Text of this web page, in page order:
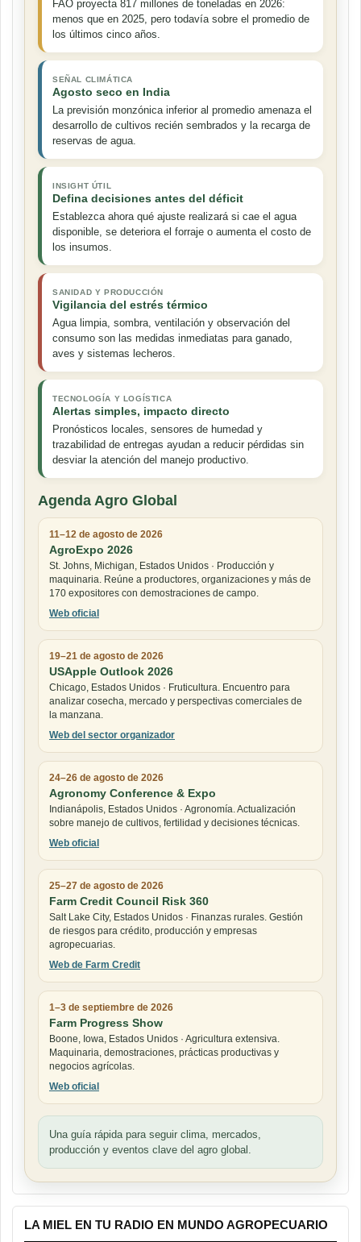
FAO proyecta 817 millones de toneladas en 2026:
menos que en 2025, pero todavía sobre el promedio de
los últimos cinco años.
SEÑAL CLIMÁTICA
Agosto seco en India
La previsión monzónica inferior al promedio amenaza el
desarrollo de cultivos recién sembrados y la recarga de
reservas de agua.
INSIGHT ÚTIL
Defina decisiones antes del déficit
Establezca ahora qué ajuste realizará si cae el agua
disponible, se deteriora el forraje o aumenta el costo de
los insumos.
SANIDAD Y PRODUCCIÓN
Vigilancia del estrés térmico
Agua limpia, sombra, ventilación y observación del
consumo son las medidas inmediatas para ganado,
aves y sistemas lecheros.
TECNOLOGÍA Y LOGÍSTICA
Alertas simples, impacto directo
Pronósticos locales, sensores de humedad y
trazabilidad de entregas ayudan a reducir pérdidas sin
desviar la atención del manejo productivo.
Agenda Agro Global
11–12 de agosto de 2026
AgroExpo 2026
St. Johns, Michigan, Estados Unidos · Producción y
maquinaria. Reúne a productores, organizaciones y más de
170 expositores con demostraciones de campo.
Web oficial
19–21 de agosto de 2026
USApple Outlook 2026
Chicago, Estados Unidos · Fruticultura. Encuentro para
analizar cosecha, mercado y perspectivas comerciales de
la manzana.
Web del sector organizador
24–26 de agosto de 2026
Agronomy Conference & Expo
Indianápolis, Estados Unidos · Agronomía. Actualización
sobre manejo de cultivos, fertilidad y decisiones técnicas.
Web oficial
25–27 de agosto de 2026
Farm Credit Council Risk 360
Salt Lake City, Estados Unidos · Finanzas rurales. Gestión
de riesgos para crédito, producción y empresas
agropecuarias.
Web de Farm Credit
1–3 de septiembre de 2026
Farm Progress Show
Boone, Iowa, Estados Unidos · Agricultura extensiva.
Maquinaria, demostraciones, prácticas productivas y
negocios agrícolas.
Web oficial
Una guía rápida para seguir clima, mercados,
producción y eventos clave del agro global.
LA MIEL EN TU RADIO EN MUNDO AGROPECUARIO